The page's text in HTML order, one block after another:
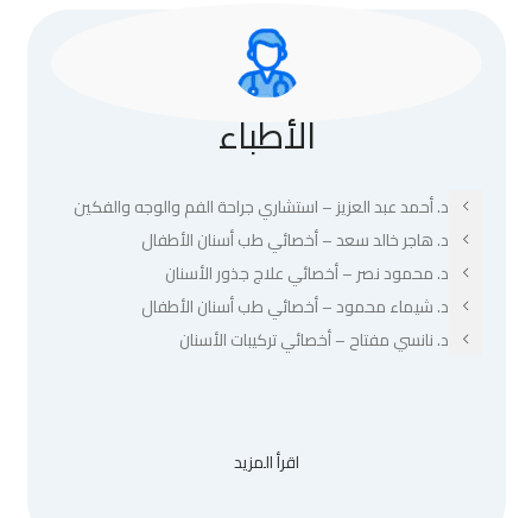
الأطباء
د. أحمد عبد العزيز – استشاري جراحة الفم والوجه والفكين
د. هاجر خالد سعد – أخصائي طب أسنان الأطفال
د. محمود نصر – أخصائي علاج جذور الأسنان
د. شيماء محمود – أخصائي طب أسنان الأطفال
د. نانسي مفتاح – أخصائي تركيبات الأسنان
اقرأ المزيد